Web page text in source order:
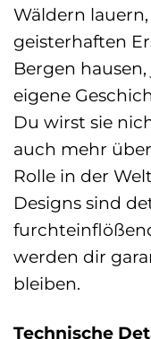
Wäldern
geisterhaften
Bergen
eigene
Du wirst sie
auch mehr
Rolle in der
Designs sind
werden dir
bleiben.
Technische